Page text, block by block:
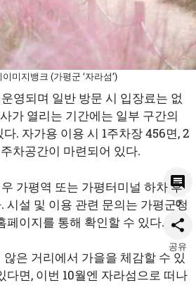
미지뱅크 (가평군 ‘자라섬’)
영되며 일반 방문 시 입장료는 없
가 열리는 기간에는 일부 구간의
. 자가용 이용 시 1주차장 456면, 2
차공간이 마련되어 있다.
가평역 또는 가평터미널 하차 후
시설 및 이용 관련 문의는 가평군청
페이지를 통해 확인할 수 있다.
은 거리에서 가을을 체감할 수 있
다면, 이번 10월엔 자라섬으로 떠나
0
공유